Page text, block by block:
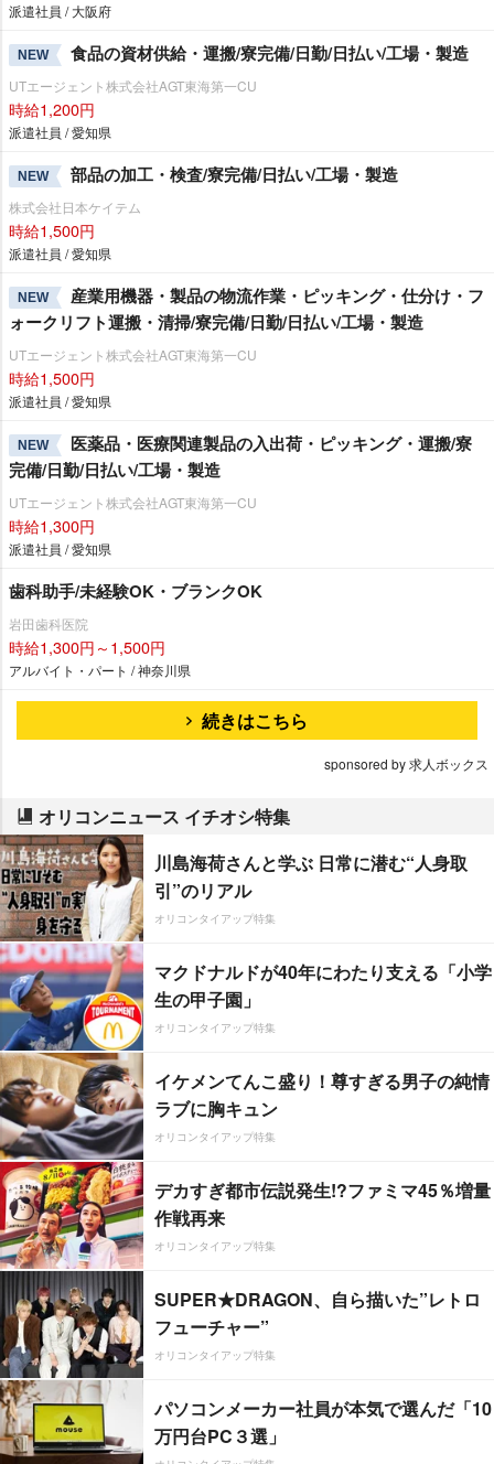
派遣社員 / 大阪府
NEW 食品の資材供給・運搬/寮完備/日勤/日払い/工場・製造
UTエージェント株式会社AGT東海第一CU
時給1,200円
派遣社員 / 愛知県
NEW 部品の加工・検査/寮完備/日払い/工場・製造
株式会社日本ケイテム
時給1,500円
派遣社員 / 愛知県
NEW
産業用機器・製品の物流作業・ピッキング・仕分け・フ
ォークリフト運搬・清掃/寮完備/日勤/日払い/工場・製造
UTエージェント株式会社AGT東海第一CU
時給1,500円
派遣社員 / 愛知県
NEW
医薬品・医療関連製品の入出荷・ピッキング・運搬/寮
完備/日勤/日払い/工場・製造
UTエージェント株式会社AGT東海第一CU
時給1,300円
派遣社員 / 愛知県
歯科助手/未経験OK・ブランクOK
田歯科医院
時給1,300円～1,500円
アルバイト・パート / 神奈川県
続きはこちら
sponsored by 求人ボックス
オリコンニュース イチオシ特集
川島海荷さんと学ぶ 日常に潜む“人身取
引”のリアル
オリコンタイアップ特集
マクドナルドが40年にわたり支える「小学
生の甲子園」
オリコンタイアップ特集
イケメンてんこ盛り！尊すぎる男子の純情
ラブに胸キュン
オリコンタイアップ特集
デカすぎ都市伝説発生!?ファミマ45％増量
作戦再来
オリコンタイアップ特集
SUPER★DRAGON、自ら描いた”レトロ
フューチャー”
オリコンタイアップ特集
パソコンメーカー社員が本気で選んだ「10
万円台PC３選」